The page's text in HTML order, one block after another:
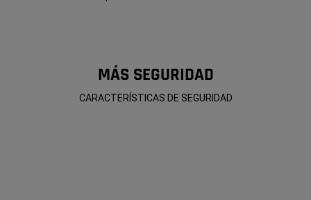
MÁS SEGURIDAD
CARACTERÍSTICAS DE SEGURIDAD